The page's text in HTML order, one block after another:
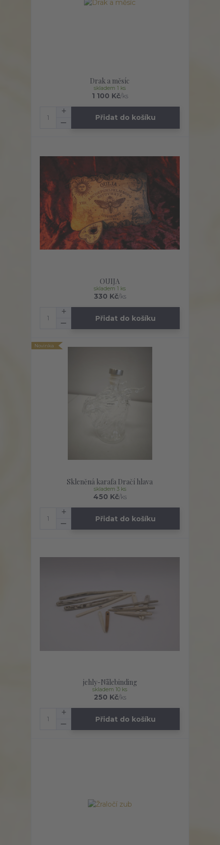
Drak a měsíc
1 100 Kč/ks
skladem 1 ks
Přidat do košíku
OUIJA
330 Kč/ks
skladem 1 ks
Přidat do košíku
Novinka
Skleněná karafa Dračí hlava
450 Kč/ks
skladem 3 ks
Přidat do košíku
jehly-Nålebinding
250 Kč/ks
skladem 10 ks
Přidat do košíku